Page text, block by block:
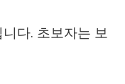
다. 초보자는 보